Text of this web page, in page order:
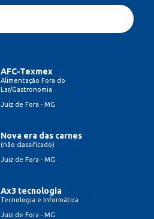
AFC-Texmex
Alimentação Fora do
Lar/Gastronomia
Juiz de Fora - MG
Nova era das carnes
(não classificado)
Juiz de Fora - MG
Ax3 tecnologia
Tecnologia e Informática
Juiz de Fora - MG